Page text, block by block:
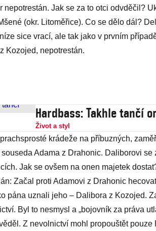
nepotrestán. Jak se za to otci odvděčil?
(okr. Litoměřice). Co se dělo dál?
sice vrací, ale tak jako v prvním
Kozojed, nepotrestán.
Hardbass: Takhle tančí
Život a styl
krádeže na příbuzných,
Adama z Drahonic. Daliborovi se
Jak se ovšem na onen majetek
Začal proti Adamovi z Drahonic
pána uznali jeho – Dalibora z Kozojed.
Byl to nesmysl a „bojovník za práva
Z nevolnictví mohl propouštět pouze